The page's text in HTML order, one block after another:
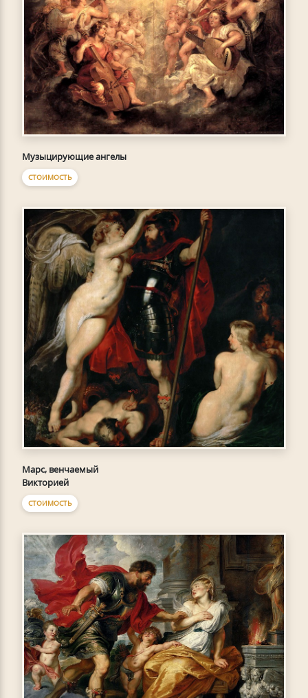
Музыцирующие ангелы
СТОИМОСТЬ
Марс, венчаемый
Викторией
СТОИМОСТЬ